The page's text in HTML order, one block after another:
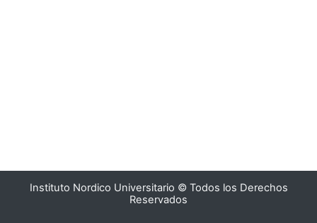
Instituto Nordico Universitario © Todos los Derechos
Reservados